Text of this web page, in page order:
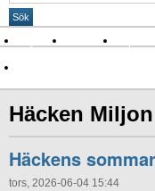
Nyheter Krönikor Sport
Häcken
Häckens
tors, 2026-06-04 15:44